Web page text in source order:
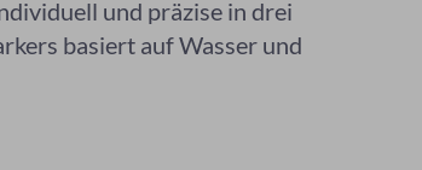
und präzise in drei
basiert auf Wasser und